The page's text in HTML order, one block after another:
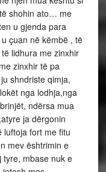
shohin ato… me
u gjenda para
çuan në këmbë , të
lidhura me zinxhir
zinxhir të pa
shndriste qimja,
nga lodhja,nga
ndërsa mua
ja dërgonin
luftoja fort me fitu
mev ështrimin e
tyre, mbase nuk e